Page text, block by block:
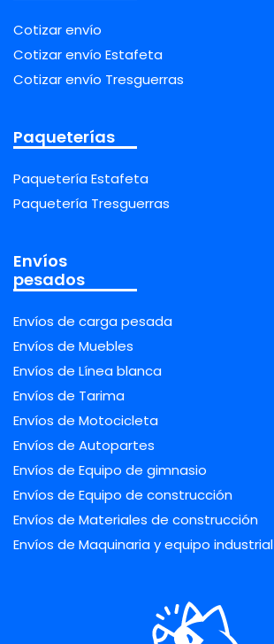
Cotizar envío
Cotizar envío Estafeta
Cotizar envío Tresguerras
Paqueterías
Paquetería Estafeta
Paquetería Tresguerras
Envíos
pesados
Envíos de carga pesada
Envíos de Muebles
Envíos de Línea blanca
Envíos de Tarima
Envíos de Motocicleta
Envíos de Autopartes
Envíos de Equipo de gimnasio
Envíos de Equipo de construcción
Envíos de Materiales de construcción
Envíos de Maquinaria y equipo industrial